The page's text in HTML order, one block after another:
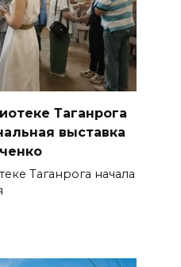
Таганрога
выставка
Таганрога начала